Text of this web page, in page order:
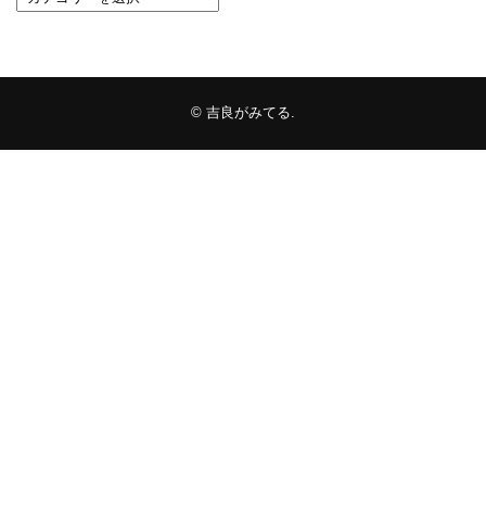
© 吉良がみてる